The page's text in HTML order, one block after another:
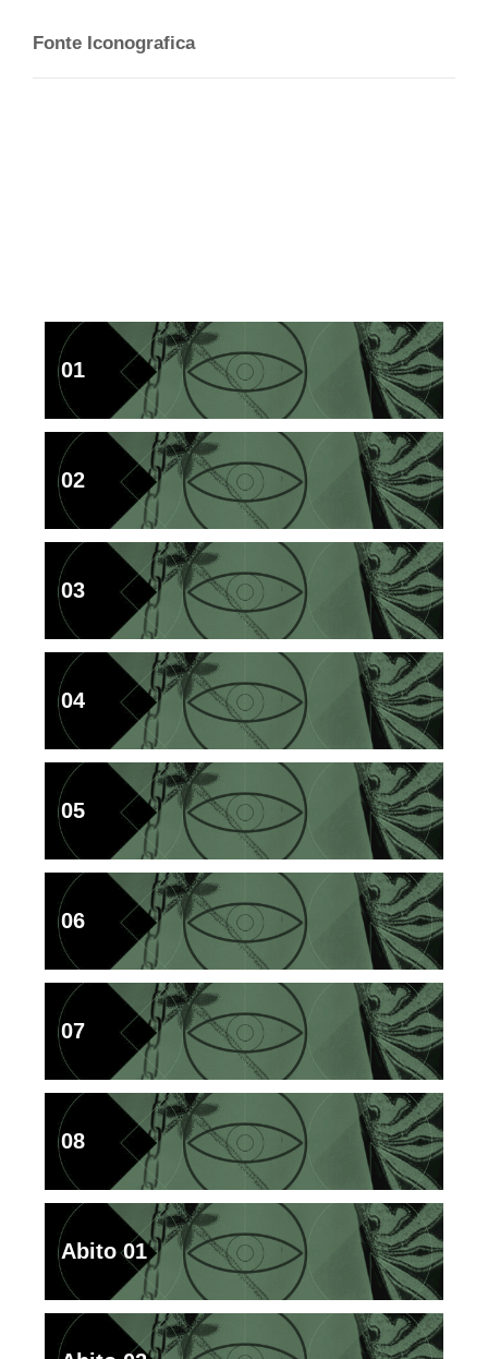
Fonte Iconografica
01
02
03
04
05
06
07
08
Abito 01